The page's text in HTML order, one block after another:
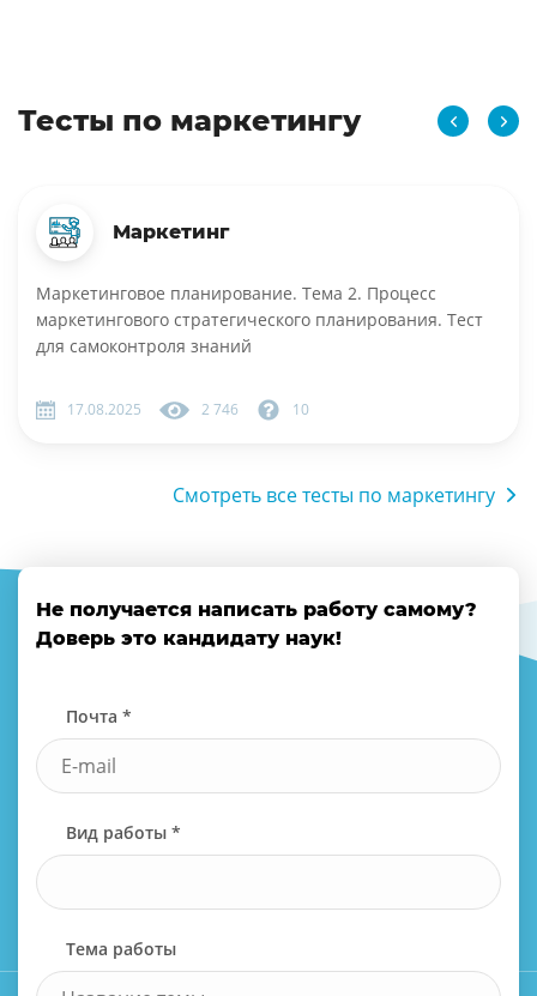
Тесты по маркетингу
Маркетинг
Маркетинговое планирование. Тема 2. Процесс
маркетингового стратегического планирования. Тест
для самоконтроля знаний
17.08.2025 2 746 10
Смотреть все тесты по маркетингу
Не получается написать работу самому?
Доверь это кандидату наук!
Почта *
Вид работы *
Тема работы